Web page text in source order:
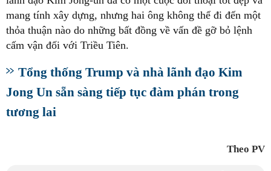
mang tính xây dựng, nhưng hai ông không thể đi đến một
thỏa thuận nào do những bất đồng về vấn đề gỡ bỏ lệnh
cấm vận đối với Triều Tiên.
Tổng thống Trump và nhà lãnh đạo Kim
Jong Un sẵn sàng tiếp tục đàm phán trong
tương lai
Theo PV